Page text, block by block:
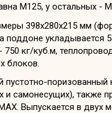
М125, у остальных -
398х280х215 мм
поддоне укладывается
кг/куб.м,
блоков.
поризованный
и самонесущих), также
Выпускается в двух